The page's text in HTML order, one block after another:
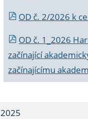
OD č. 2/2026 k
OD č. 1_2026
začínající
začínajícímu
2025